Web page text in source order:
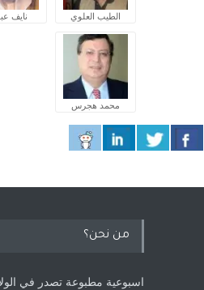
الطيب العلوي نايف
محمد هجرس
من نحن؟
اسبوعية مطبوعة تصدر في